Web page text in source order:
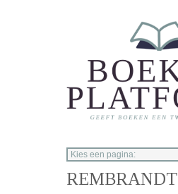
REMBRANDT